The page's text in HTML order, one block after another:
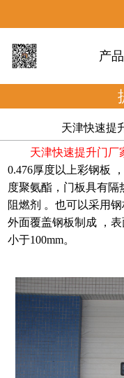
产品
天津快速提
天津快速提升门厂
0.476厚度以上彩钢板
度聚氨酯，门板具有
阻燃剂 。也可以采用
外面覆盖钢板制成 ，
小于100mm。